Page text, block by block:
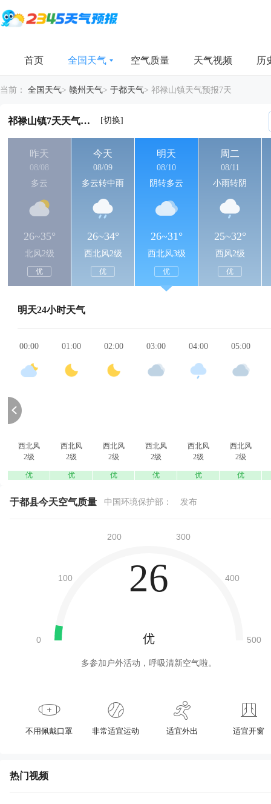
首页 全国天气 空气质量 天气视频 历
当前： 全国天气> 赣州天气> 于都天气> 祁禄山镇天气预报7天
祁禄山镇7天天气详情 [切换]
昨天
08/08
多云
26~35°
北风2级
优
今天
08/09
多云转中雨
26~34°
西北风2级
优
明天
08/10
阴转多云
26~31°
西北风3级
优
周二
08/11
小雨转阴
25~32°
西风2级
优
明天24小时天气
00:00
西北风
2级
优
01:00
西北风
2级
优
02:00
西北风
2级
优
03:00
西北风
2级
优
04:00
西北风
2级
优
05:00
西北风
2级
优
于都县今天空气质量 中国环境保护部： 发布
26
优
多参加户外活动，呼吸清新空气啦。
不用佩戴口罩 非常适宜运动 适宜外出 适宜开窗
热门视频